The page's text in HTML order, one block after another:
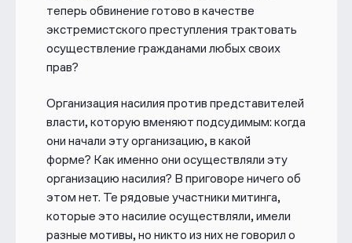
теперь обвинение готово в качестве
экстремистского преступления трактовать
осуществление гражданами любых своих
прав?
Организация насилия против представителей
власти, которую вменяют подсудимым: когда
они начали эту организацию, в какой
форме? Как именно они осуществляли эту
организацию насилия? В приговоре ничего об
этом нет. Те рядовые участники митинга,
которые это насилие осуществляли, имели
разные мотивы, но никто из них не говорил о